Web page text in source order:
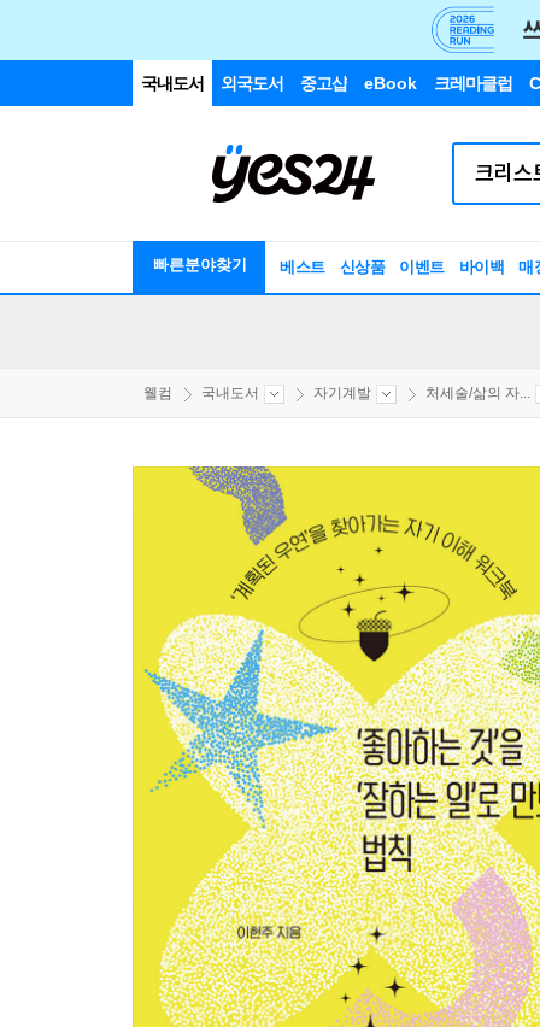
국내도서 외국도서 중고샵 eBook 크레마클럽
빠른분야찾기 베스트 신상품 이벤트 바이백 매
웰컴 국내도서 자기계발 처세술/삶의 자...